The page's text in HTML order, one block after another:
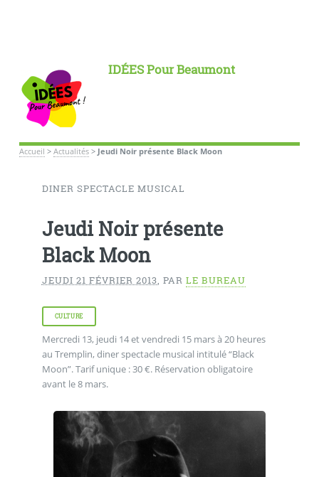
IDÉES Pour Beaumont
Accueil > Actualités> Jeudi Noir présente Black Moon
DINER SPECTACLE MUSICAL
Jeudi Noir présente
Black Moon
JEUDI 21 FÉVRIER 2013, PAR LE BUREAU
CULTURE
Mercredi 13, jeudi 14 et vendredi 15 mars à 20 heures
au Tremplin, diner spectacle musical intitulé “Black
Moon”. Tarif unique : 30 €. Réservation obligatoire
avant le 8 mars.